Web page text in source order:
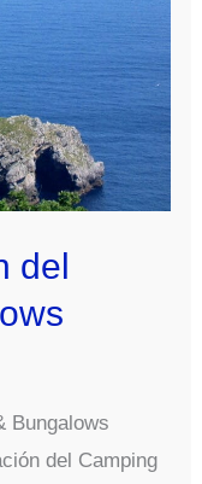
del
Bungalows
del Camping